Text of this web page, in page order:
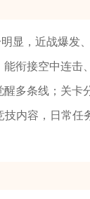
显，近战爆发
衔接空中连击
多条线；关卡
内容，日常任